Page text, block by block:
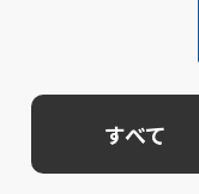
すべて